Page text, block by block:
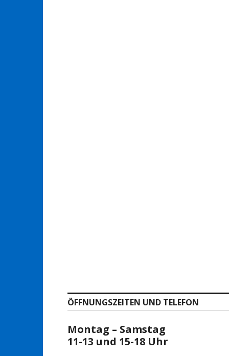
ÖFFNUNGSZEITEN UND TELEFON
Montag – Samstag
11-13 und 15-18 Uhr